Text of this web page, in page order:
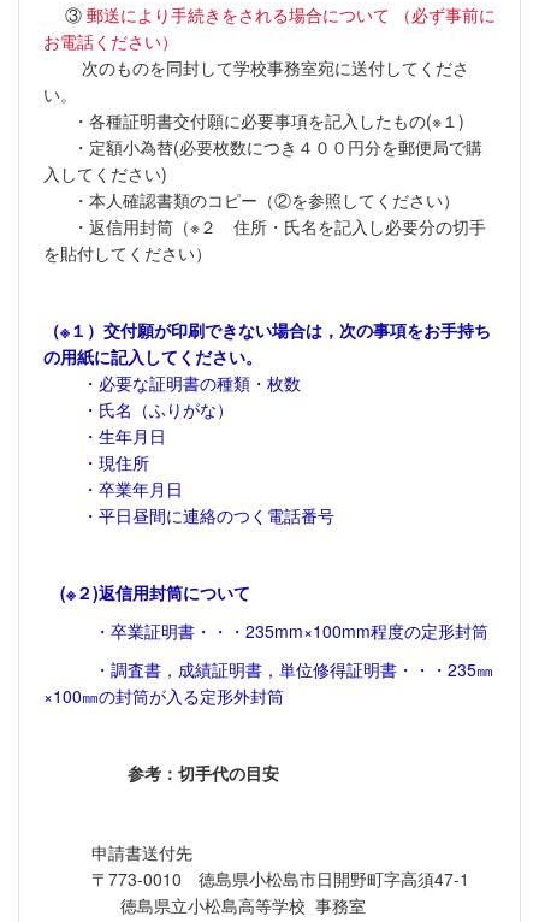
③ 郵送により手続きをされる場合について
（必ず事前に
お電話ください）
次のものを同封して学校事務室宛に送付してくださ
い。
・各種証明書交付願に必要事項を記入したもの(※１)
・定額小為替(必要枚数につき４００円分を郵便局で購
入してください)
・本人確認書類のコピー（②を参照してください）
・返信用封筒（※２ 住所・氏名を記入し必要分の切手
を貼付してください）
（※１）交付願が印刷できない場合は，次の事項をお手持ち
の用紙に記入してください。
・必要な証明書の種類・枚数
・氏名（ふりがな）
・生年月日
・現住所
・卒業年月日
・平日昼間に連絡のつく電話番号
(※２)返信用封筒について
・卒業証明書・・・235mm×100mm程度の定形封筒
・調査書，成績証明書，単位修得証明書・・・235㎜
×100㎜の封筒が入る定形外封筒
参考：切手代の目安
申請書送付先
〒773-0010 徳島県小松島市日開野町字高須47-1
徳島県立小松島高等学校 事務室